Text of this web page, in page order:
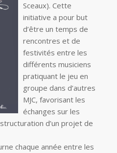
Sceaux). Cette
initiative a pour but
d’être un temps de
rencontres et de
festivités entre les
différents musiciens
pratiquant le jeu en
groupe dans d’autres
MJC, favorisant les
échanges sur les
d’un projet de
chaque année entre les